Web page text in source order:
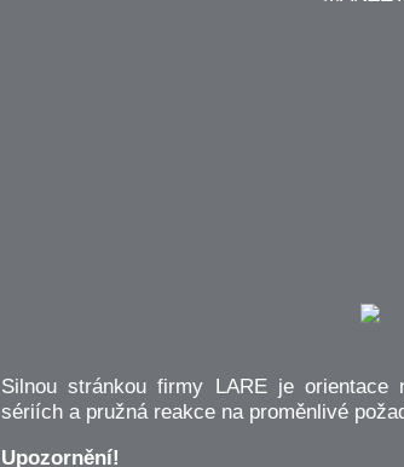
Silnou stránkou firmy LARE je
sériích a pružná reakce na proměnlivé
Upozornění!